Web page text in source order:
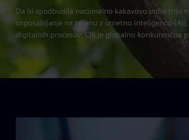
Da bi spodbudila nacionalno kakavovo industrijo
usposabljanje na terenu z umetno inteligenco
digitalnih procesov. Cilj je globalno konkurenčna